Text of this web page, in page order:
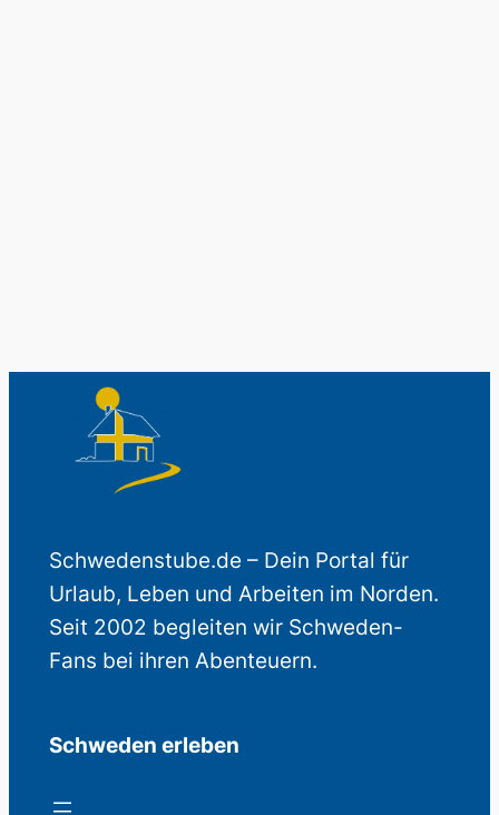
Schwedenstube.de – Dein Portal für
Urlaub, Leben und Arbeiten im Norden.
Seit 2002 begleiten wir Schweden-
Fans bei ihren Abenteuern.
Schweden erleben